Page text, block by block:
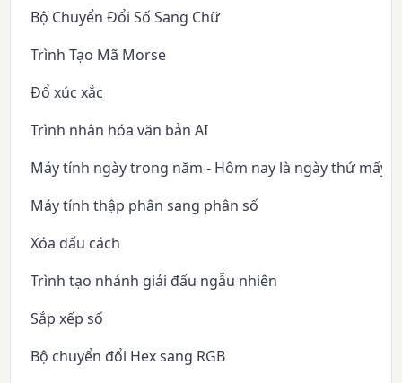
Bộ Chuyển Đổi Số Sang Chữ
Trình Tạo Mã Morse
Đổ xúc xắc
Trình nhân hóa văn bản AI
Máy tính ngày trong năm - Hôm nay là ngày thứ mấy
Máy tính thập phân sang phân số
Xóa dấu cách
Trình tạo nhánh giải đấu ngẫu nhiên
Sắp xếp số
Bộ chuyển đổi Hex sang RGB